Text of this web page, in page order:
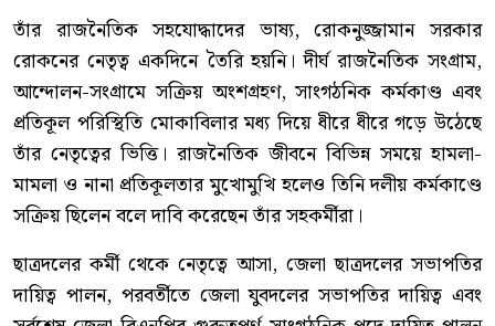
তাঁর রাজনৈতিক সহযোদ্ধাদের ভাষ্য, রোকনুজ্জামান সরকার
রোকনের নেতৃত্ব একদিনে তৈরি হয়নি। দীর্ঘ রাজনৈতিক সংগ্রাম,
আন্দোলন-সংগ্রামে সক্রিয় অংশগ্রহণ, সাংগঠনিক কর্মকাণ্ড এবং
প্রতিকূল পরিস্থিতি মোকাবিলার মধ্য দিয়ে ধীরে ধীরে গড়ে উঠেছে
তাঁর নেতৃত্বের ভিত্তি। রাজনৈতিক জীবনে বিভিন্ন সময়ে হামলা-
মামলা ও নানা প্রতিকূলতার মুখোমুখি হলেও তিনি দলীয় কর্মকাণ্ডে
সক্রিয় ছিলেন বলে দাবি করেছেন তাঁর সহকর্মীরা।
ছাত্রদলের কর্মী থেকে নেতৃত্বে আসা, জেলা ছাত্রদলের সভাপতির
দায়িত্ব পালন, পরবর্তীতে জেলা যুবদলের সভাপতির দায়িত্ব এবং